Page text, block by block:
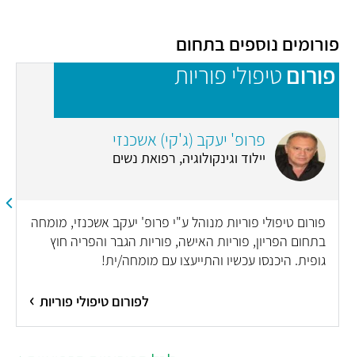
פורומים נוספים בתחום
פורום טיפולי פוריות
פרופ' יעקב (ג'קי) אשכנזי
יילוד וגינקולוגיה, רפואת נשים
פורום טיפולי פוריות מנוהל ע"י פרופ' יעקב אשכנזי, מומחה
בתחום הפריון, פוריות האישה, פוריות הגבר והפריה חוץ
גופית. היכנסו עכשיו והתייעצו עם מומחה/ית!
לפורום טיפולי פוריות